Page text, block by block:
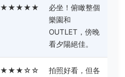
★★★★★
必坐！俯瞰整個
樂園和
OUTLET，傍晚
看夕陽絕佳。
★★★☆☆
拍照好看，但各